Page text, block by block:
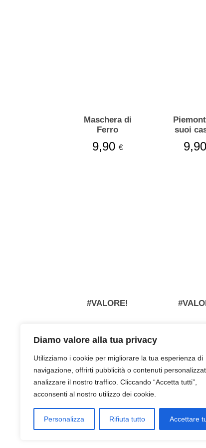
Diamo valore alla tua privacy
Utilizziamo i cookie per migliorare la tua esperienza di
navigazione, offrirti pubblicità o contenuti
analizzare il nostro traffico. Cliccando “Accetta tutti”,
acconsenti al nostro utilizzo dei cookie.
Personalizza Rifiuta tutto Accettare
Maschera di
Ferro
9,90€
suoi
9,90
#VALORE!